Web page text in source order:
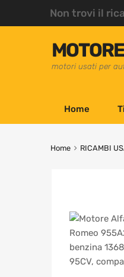
Non trovi il
motori usati per
Home
Home RICAMBI